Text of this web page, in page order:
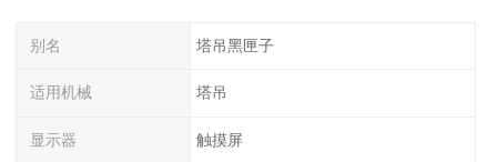
别名 塔吊黑匣子
适用机械 塔吊
显示器 触摸屏